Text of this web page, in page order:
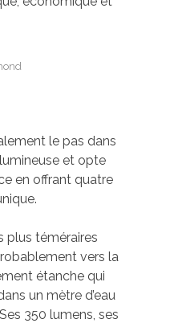
le pas dans
et opte
en offrant quatre
plus téméraires
vers la
étanche qui
un mètre d’eau
350 lumens, ses